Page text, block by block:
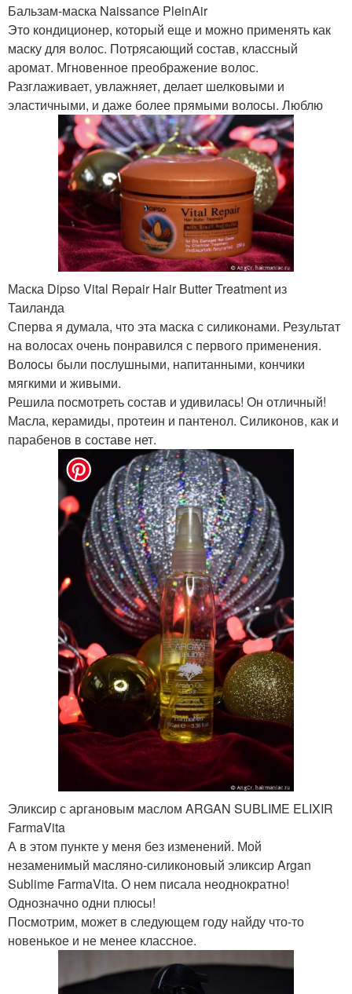
Бальзам-маска Naissance PleinAir
Это кондиционер, который еще и можно применять как
маску для волос. Потрясающий состав, классный
аромат. Мгновенное преображение волос.
Разглаживает, увлажняет, делает шелковыми и
эластичными, и даже более прямыми волосы. Люблю
Маска Dipso Vital Repair Hair Butter Treatment из
Таиланда
Сперва я думала, что эта маска с силиконами. Результат
на волосах очень понравился с первого применения.
Волосы были послушными, напитанными, кончики
мягкими и живыми.
Решила посмотреть состав и удивилась! Он отличный!
Масла, керамиды, протеин и пантенол. Силиконов, как и
парабенов в составе нет.
Эликсир с аргановым маслом ARGAN SUBLIME ELIXIR
FarmaVita
А в этом пункте у меня без изменений. Мой
незаменимый масляно-силиконовый эликсир Argan
Sublime FarmaVita. О нем писала неоднократно!
Однозначно одни плюсы!
Посмотрим, может в следующем году найду что-то
новенькое и не менее классное.